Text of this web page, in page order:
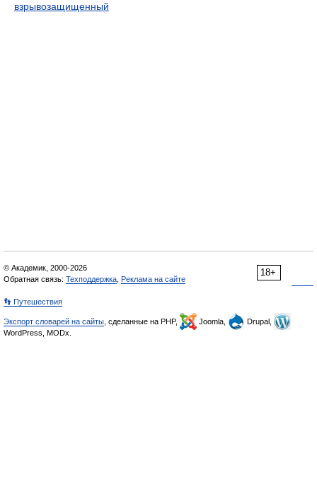
взрывозащищенный
18+
© Академик, 2000-2026
Обратная связь: Техподдержка Реклама на сайте
👣 Путешествия
Экспорт словарей на сайты , сделанные на PHP, Joomla,
Drupal,
WordPress, MODx.